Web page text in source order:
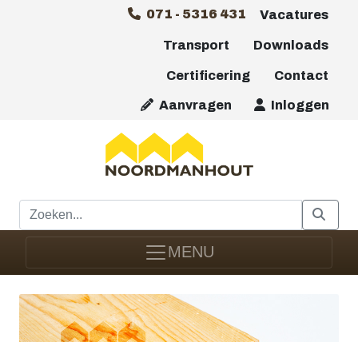
071 - 5316 431 Vacatures
Transport Downloads
Certificering Contact
Aanvragen Inloggen
MENU